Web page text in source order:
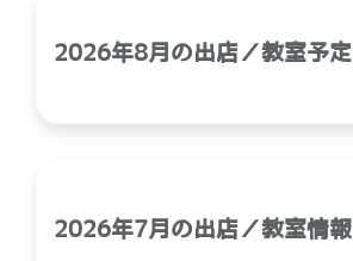
2026年8月の出店／教室予定
2026年7月の出店／教室情報